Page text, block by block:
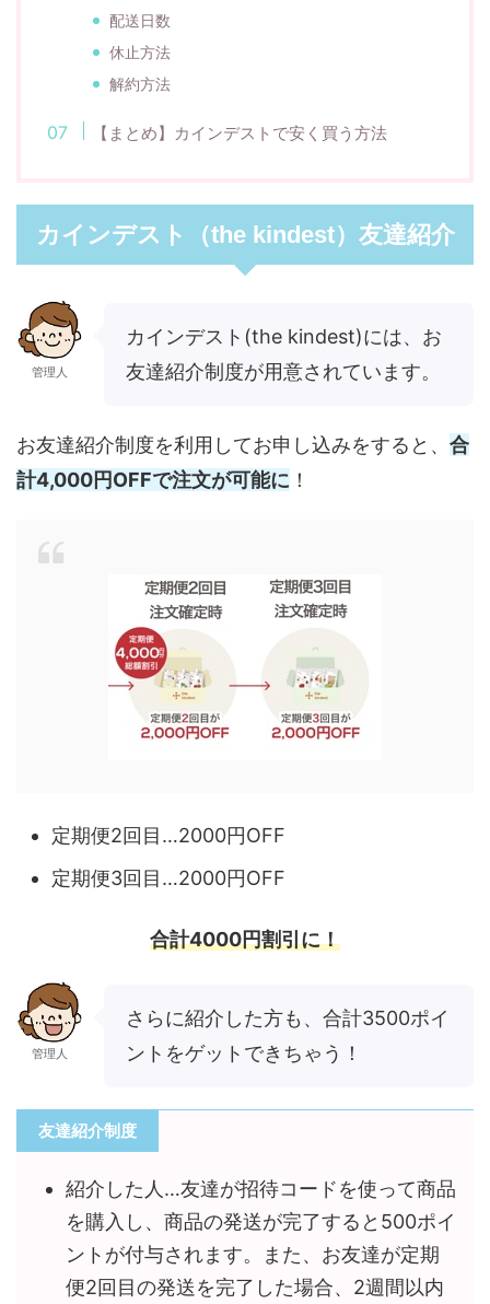
配送日数
休止方法
解約方法
【まとめ】カインデストで安く買う方法
カインデスト（the kindest）友達紹介
管理人
カインデスト(the kindest)には、お
友達紹介制度が用意されています。
お友達紹介制度を利用してお申し込みをすると、 合
計4,000円OFFで注文が可能に ！
定期便2回目…2000円OFF
定期便3回目…2000円OFF
合計4000円割引に！
管理人
さらに紹介した方も、合計3500ポイ
ントをゲットできちゃう！
友達紹介制度
紹介した人…友達が招待コードを使って商品
を購入し、商品の発送が完了すると500ポイ
ントが付与されます。また、お友達が定期
便2回目の発送を完了した場合、2週間以内